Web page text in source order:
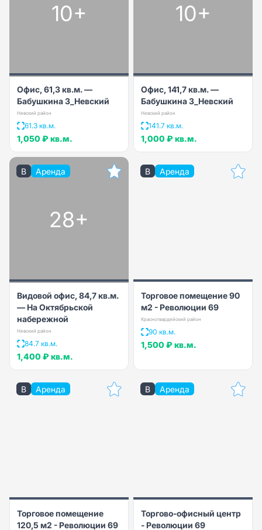
10+
Офис, 61,3 кв.м. —
Бабушкина 3_Невский
Невский район
61.3 кв.м.
1,050 ₽ кв.м.
10+
Офис, 141,7 кв.м. —
Бабушкина 3_Невский
Невский район
141.7 кв.м.
1,000 ₽ кв.м.
B Аренда
28+
Видовой офис, 84,7 кв.м.
— На Октябрьской
набережной
Невский район
84.7 кв.м.
1,400 ₽ кв.м.
B Аренда
Торговое помещение 90
м2 - Революции 69
Красногвардейский район
90 кв.м.
1,500 ₽ кв.м.
B Аренда
Торговое помещение
120,5 м2 - Революции 69
B Аренда
Торгово-офисный центр
- Революции 69